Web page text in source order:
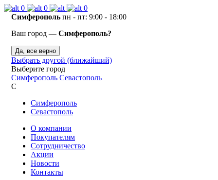
0 0
0
Симферополь пн - пт: 9:00 - 18:00
Ваш город — Симферополь?
Да, все верно
Выбрать другой (ближайший)
Выберите город
Симферополь Севастополь
С
Симферополь
Севастополь
О компании
Покупателям
Сотрудничество
Акции
Новости
Контакты